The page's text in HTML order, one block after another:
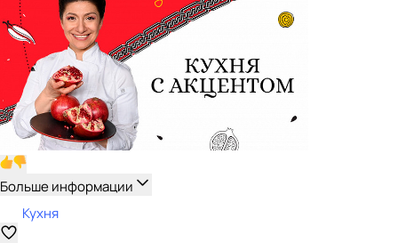
Больше информации
Кухня